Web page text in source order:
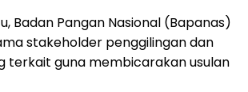
Badan Pangan Nasional (Bapanas)
stakeholder penggilingan dan
terkait guna membicarakan usulan